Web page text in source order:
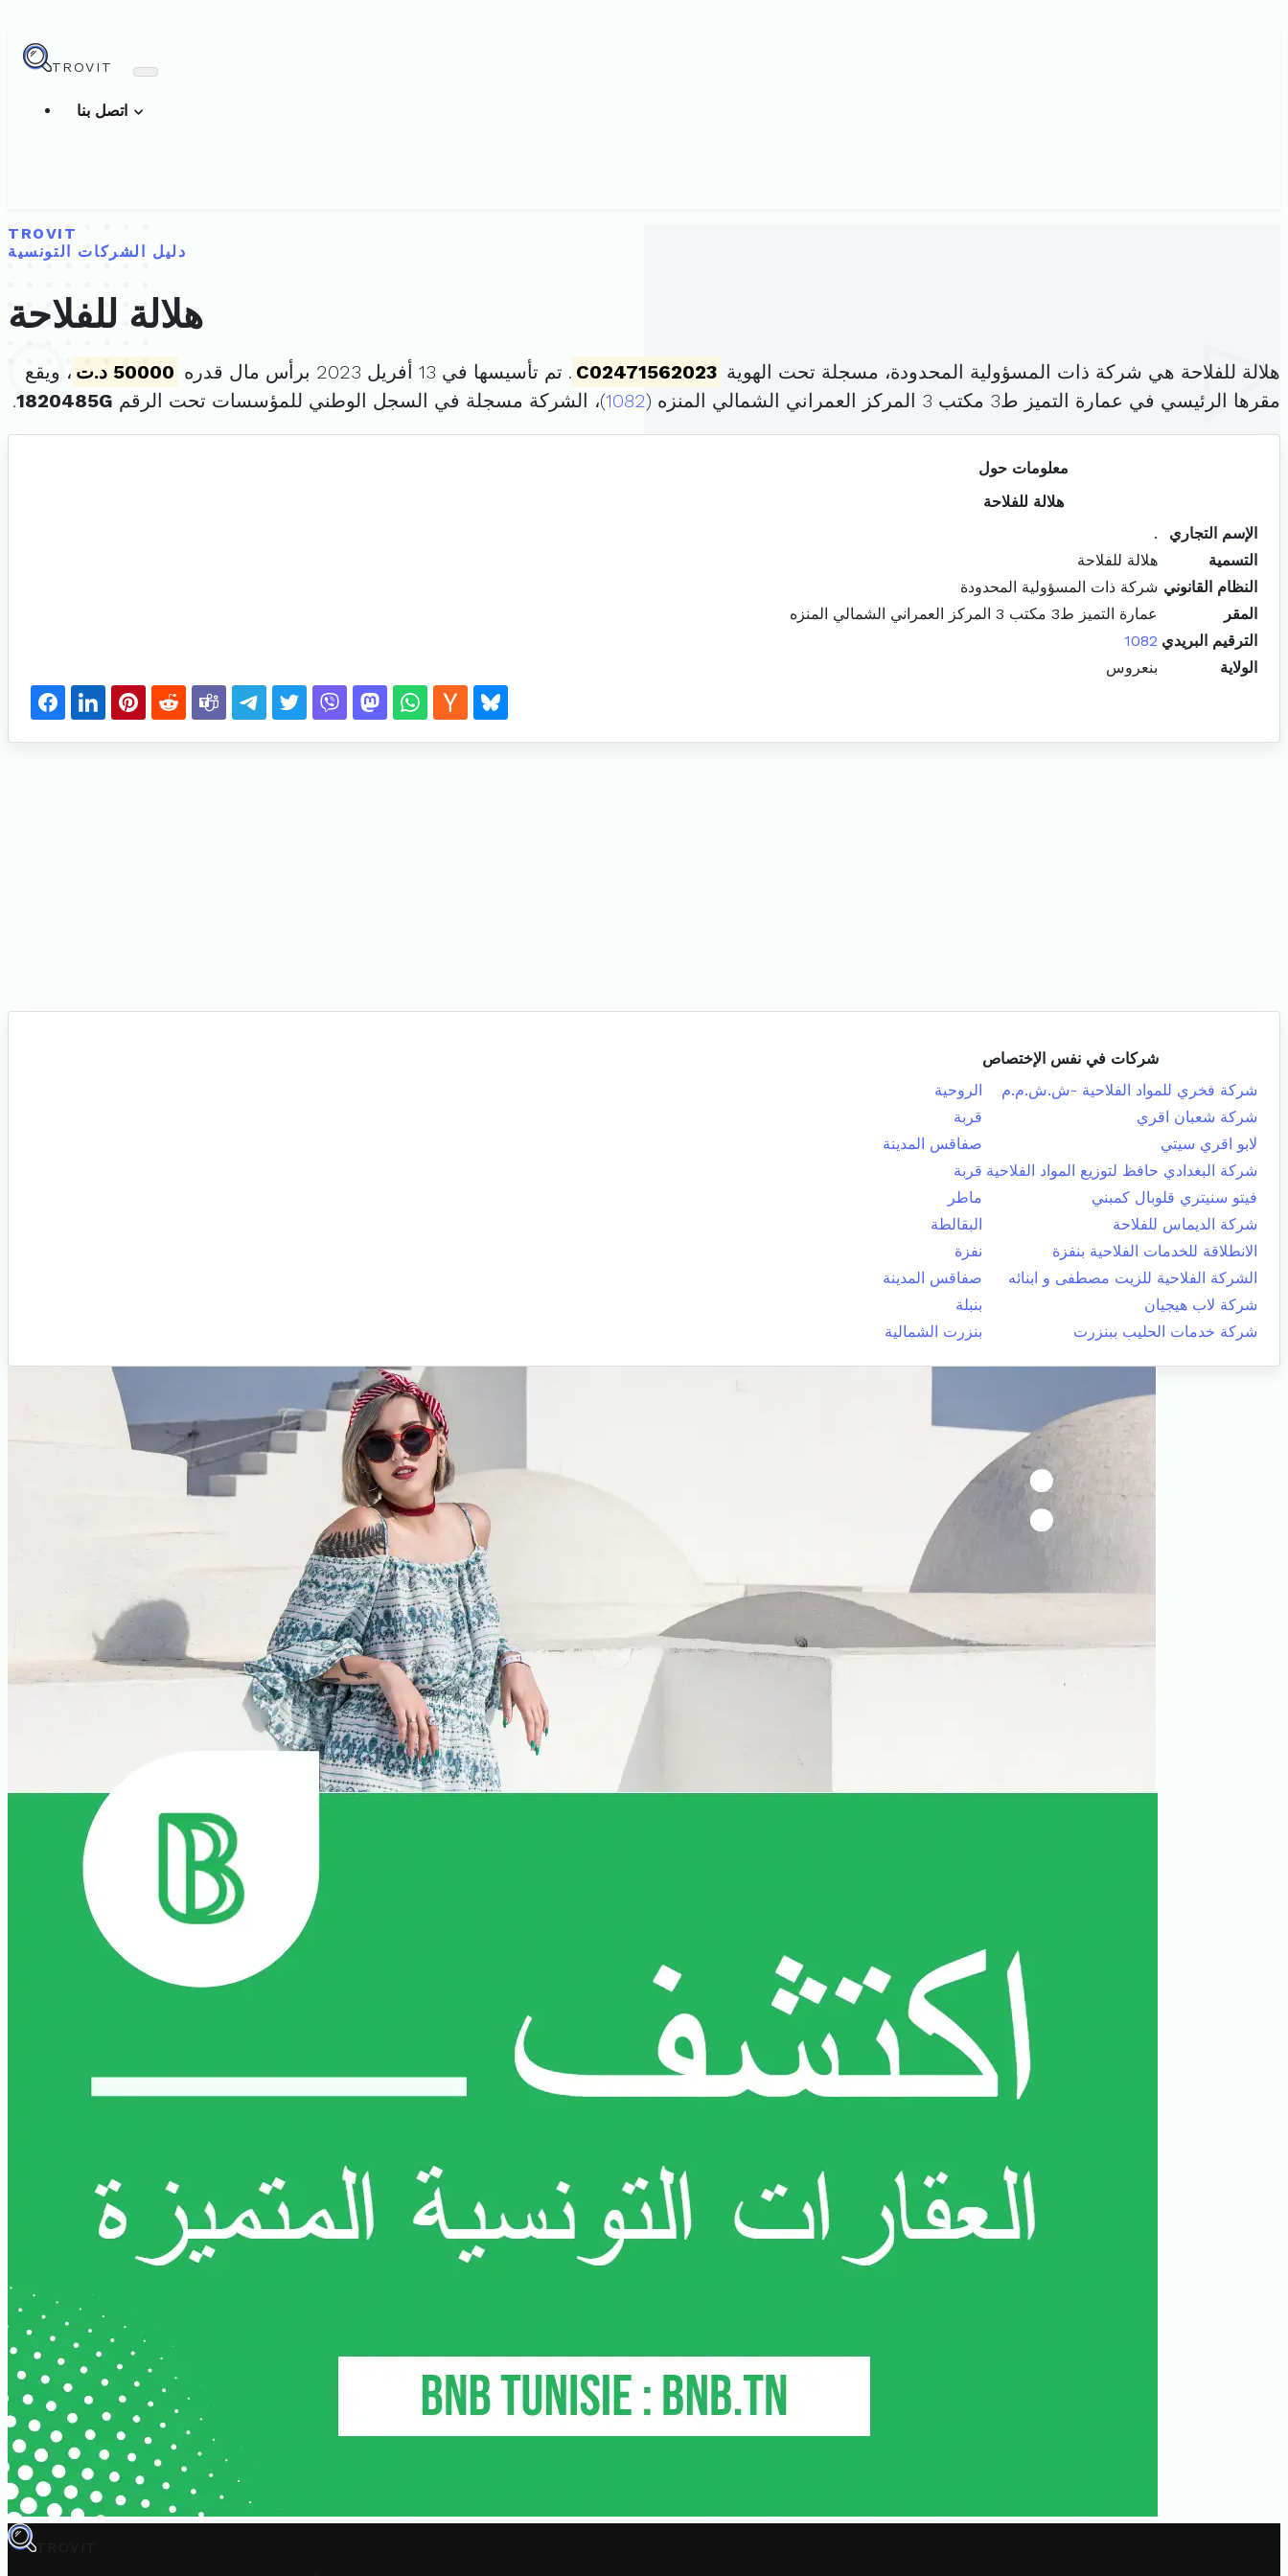
TROVIT
TROVIT
دليل الشركات التونسية
هلالة للفلاحة
هلالة للفلاحة هي شركة ذات المسؤولية المحدودة، مسجلة تحت الهوية C02471562023 . تم تأسيسها في 13 أفريل 2023 برأس مال قدره 50000 د.ت
، ويقع
مقرها الرئيسي في عمارة التميز ط3 مكتب 3 المركز العمراني الشمالي المنزه (
1082)، الشركة مسجلة في السجل الوطني للمؤسسات تحت الرقم 1820485G
.
معلومات حول
هلالة للفلاحة
الإسم التجاري
.
التسمية
هلالة للفلاحة
النظام القانوني شركة ذات المسؤولية المحدودة
المقر
عمارة التميز ط3 مكتب 3 المركز العمراني الشمالي المنزه
الترقيم البريدي 1082
الولاية
بنعروس
شركات في نفس الإختصاص
شركة فخري للمواد الفلاحية -ش.ش.م.م
الروحية
شركة شعبان اقري
قربة
لابو اقري سيتي
صفاقس المدينة
شركة البغدادي حافظ لتوزيع المواد الفلاحية قربة
فيتو سنيتري قلوبال كمبني
ماطر
شركة الديماس للفلاحة
البقالطة
الانطلاقة للخدمات الفلاحية بنفزة
نفزة
الشركة الفلاحية للزيت مصطفى و ابنائه
صفاقس المدينة
شركة لاب هيجيان
بنبلة
شركة خدمات الحليب ببنزرت
بنزرت الشمالية
TROVIT